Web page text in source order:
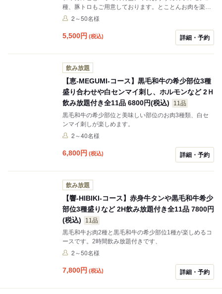
種、豚トロもご用意しております。とことんお肉を楽し
むならこのコース！ 席利用時間(提供制限時間)90分制、
当日の予約状況によりご延長ができないの場合もござい
2～50名様
5,500円 (税込) 詳細・予約
飲み放題
【恵-MEGUMI-コース】黒毛和牛の希少部位3種
盛り合わせや白センマイ刺し、ホルモンなど 2Ｈ
飲み放題付き全11品 6800円(税込)
11品
黒毛和牛の希少部位と美味しい部位のお肉3種類、白セ
ンマイ刺しが楽しめます。
2～40名様
6,800円 (税込) 詳細・予約
飲み放題
【響-HIBIKI-コース】赤身牛タンや黒毛和牛希少
部位3種盛りなど 2H飲み放題付き全11品 7800円
(税込)
11品
黒毛和牛お肉2種と黒毛和牛の希少部位1種が楽しめるコ
ースです。2時間飲み放題付きです、
2～50名様
7,800円 (税込) 詳細・予約